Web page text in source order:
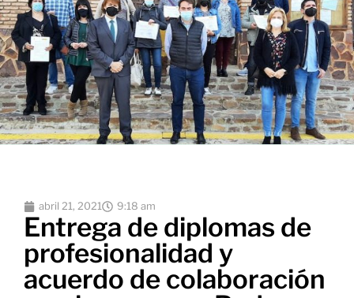
abril 21, 2021 9:18 am
Entrega de diplomas de
profesionalidad y
acuerdo de colaboración